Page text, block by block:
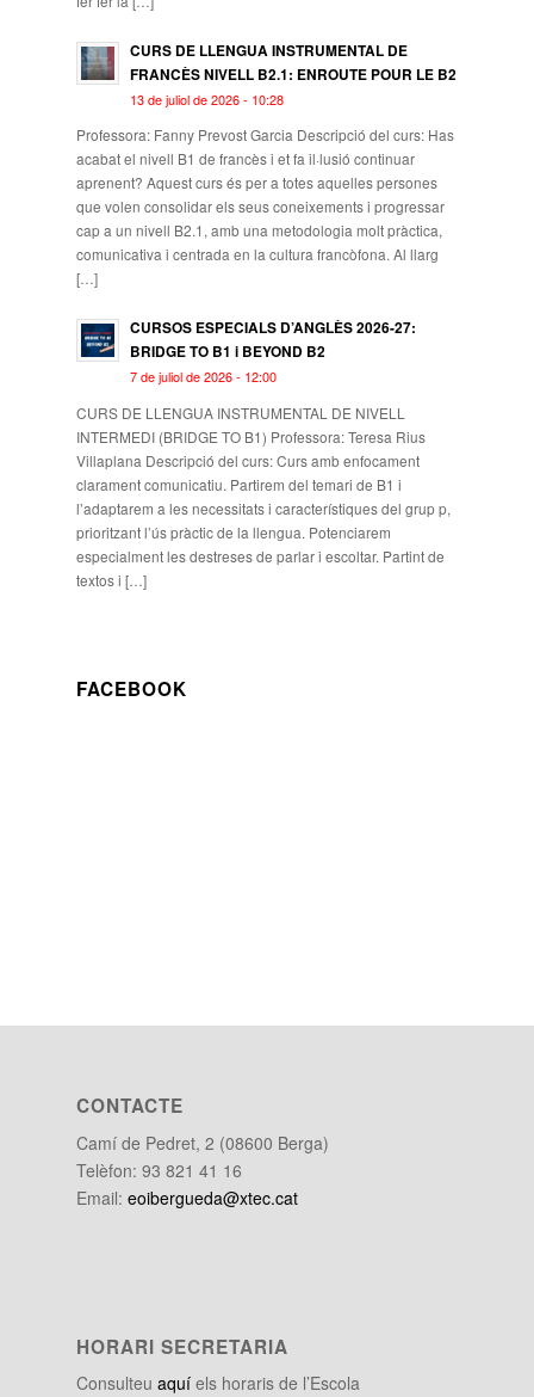
CURS DE LLENGUA INSTRUMENTAL DE
FRANCÈS NIVELL B2.1: ENROUTE POUR LE B2
13 de juliol de 2026 - 10:28
Professora: Fanny Prevost Garcia Descripció del curs: Has
acabat el nivell B1 de francès i et fa il·lusió continuar
aprenent? Aquest curs és per a totes aquelles persones
que volen consolidar els seus coneixements i progressar
cap a un nivell B2.1, amb una metodologia molt pràctica,
comunicativa i centrada en la cultura francòfona. Al llarg
[…]
CURSOS ESPECIALS D’ANGLÈS 2026-27:
BRIDGE TO B1 i BEYOND B2
7 de juliol de 2026 - 12:00
CURS DE LLENGUA INSTRUMENTAL DE NIVELL
INTERMEDI (BRIDGE TO B1) Professora: Teresa Rius
Villaplana Descripció del curs: Curs amb enfocament
clarament comunicatiu. Partirem del temari de B1 i
l’adaptarem a les necessitats i característiques del grup p,
prioritzant l’ús pràctic de la llengua. Potenciarem
especialment les destreses de parlar i escoltar. Partint de
textos i […]
FACEBOOK
CONTACTE
Camí de Pedret, 2 (08600 Berga)
Telèfon: 93 821 41 16
Email: eoibergueda@xtec.cat
HORARI SECRETARIA
Consulteu aquíels horaris de l’Escola